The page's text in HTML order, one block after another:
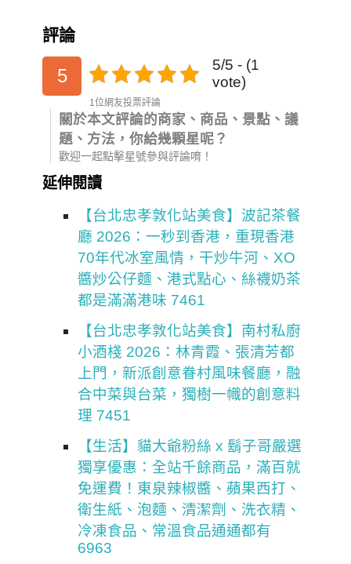
評論
5
5/5 - (1
vote)
1位網友投票評論
關於本文評論的商家、商品、景點、議
題、方法，你給幾顆星呢？
歡迎一起點擊星號參與評論唷！
延伸閱讀
【台北忠孝敦化站美食】波記茶餐
廳 2026：一秒到香港，重現香港
70年代冰室風情，干炒牛河、XO
醬炒公仔麵、港式點心、絲襪奶茶
都是滿滿港味 7461
【台北忠孝敦化站美食】南村私廚
小酒棧 2026：林青霞、張清芳都
上門，新派創意眷村風味餐廳，融
合中菜與台菜，獨樹一幟的創意料
理 7451
【生活】貓大爺粉絲 x 鬍子哥嚴選
獨享優惠：全站千餘商品，滿百就
免運費！東泉辣椒醬、蘋果西打、
衛生紙、泡麵、清潔劑、洗衣精、
冷凍食品、常溫食品通通都有
6963